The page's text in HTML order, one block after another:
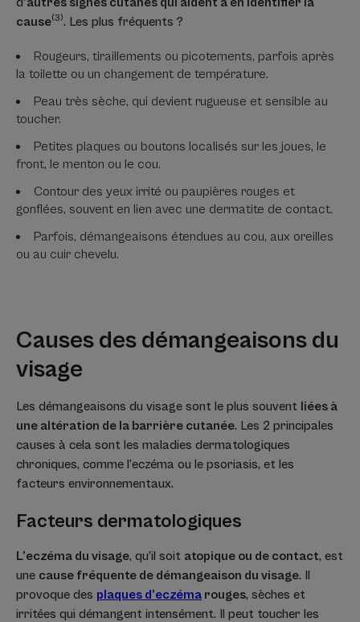
cause(3). Les plus fréquents ?
Rougeurs, tiraillements ou picotements, parfois après
la toilette ou un changement de température.
Peau très sèche, qui devient rugueuse et sensible au
toucher.
Petites plaques ou boutons localisés sur les joues, le
front, le menton ou le cou.
Contour des yeux irrité ou paupières rouges et
gonflées, souvent en lien avec une dermatite de contact.
Parfois, démangeaisons étendues au cou, aux oreilles
ou au cuir chevelu.
Causes des démangeaisons du
visage
Les démangeaisons du visage sont le plus souvent liées à
une altération de la barrière cutanée. Les 2 principales
causes à cela sont les maladies dermatologiques
chroniques, comme l’eczéma ou le psoriasis, et les
facteurs environnementaux.
Facteurs dermatologiques
L’eczéma du visage, qu’il soit atopique ou de contact, est
une cause fréquente de démangeaison du visage. Il
provoque des plaques d’eczéma rouges, sèches et
irritées qui démangent intensément. Il peut toucher les